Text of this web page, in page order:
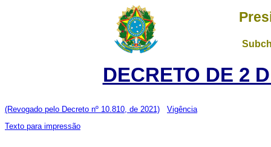
DECRETO DE 2
(Revogado pelo Decreto nº 10.810, de 2021)
Vigência
Texto para impressão